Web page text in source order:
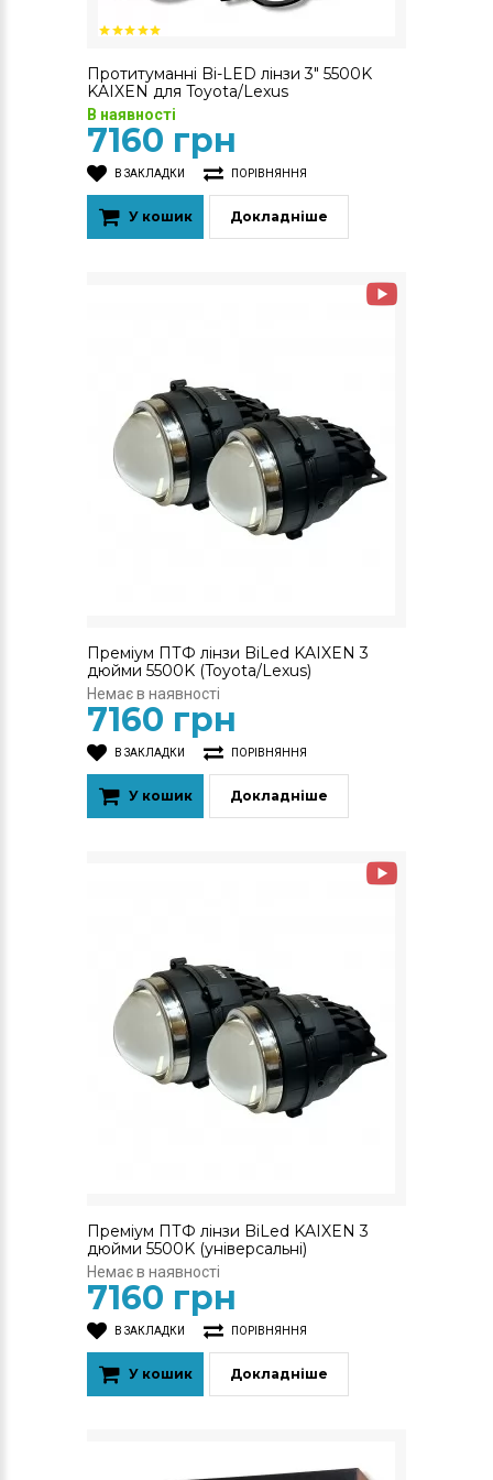
Протитуманні Bi-LED лінзи 3" 5500K
KAIXEN для Toyota/Lexus
В наявності
7160 грн
В ЗАКЛАДКИ ПОРІВНЯННЯ
У кошик Докладніше
Преміум ПТФ лінзи BiLed KAIXEN 3
дюйми 5500K (Toyota/Lexus)
Немає в наявності
7160 грн
В ЗАКЛАДКИ ПОРІВНЯННЯ
У кошик Докладніше
Преміум ПТФ лінзи BiLed KAIXEN 3
дюйми 5500K (універсальні)
Немає в наявності
7160 грн
В ЗАКЛАДКИ ПОРІВНЯННЯ
У кошик Докладніше